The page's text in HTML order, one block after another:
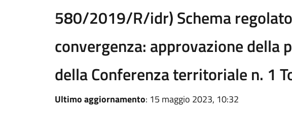
580/2019/R/idr) Schema
convergenza: approvazione della
della Conferenza territoriale n. 1
Ultimo aggiornamento: 15 maggio 2023, 10:32